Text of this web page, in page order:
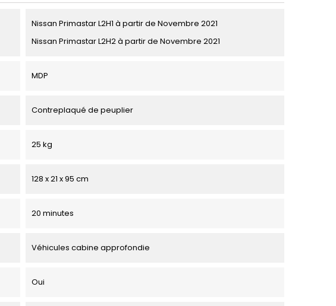
Nissan Primastar L2H1 à partir de Novembre 2021
Nissan Primastar L2H2 à partir de Novembre 2021
MDP
Contreplaqué de peuplier
25 kg
128 x 21 x 95 cm
20 minutes
Véhicules cabine approfondie
Oui